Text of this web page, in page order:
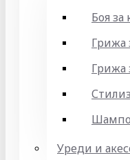
Боя за
Грижа
Грижа
Уреди и